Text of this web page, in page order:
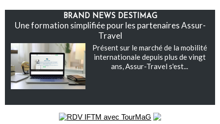
BRAND NEWS DESTIMAG
Une formation simplifiée pour les partenaires Assur-
Travel
Présent sur le marché de la mobilité
internationale depuis plus de vingt
ans, Assur-Travel s'est...